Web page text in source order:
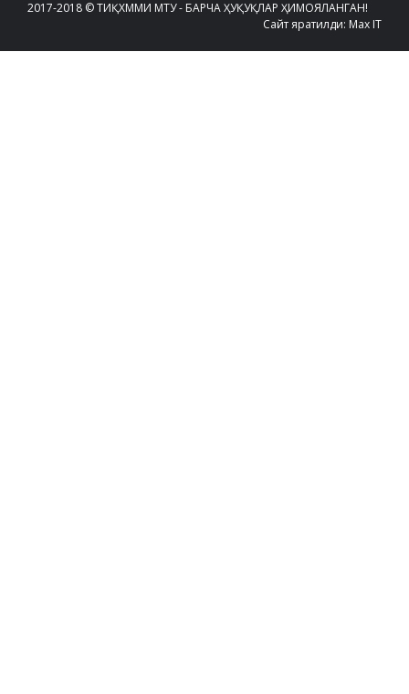
2017-2018 © ТИҚХММИ МТУ - БАРЧА ҲУҚУҚЛАР ҲИМОЯЛАНГАН!
Сайт яратилди: Max IT